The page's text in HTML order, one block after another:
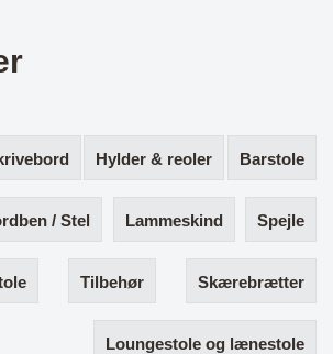
Hylder & reoler Barstole
/ Stel Lammeskind Spejle
Tilbehør Skærebrætter
Loungestole og lænestole